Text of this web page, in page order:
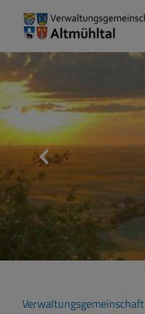
Verwaltungsgemeinschaft